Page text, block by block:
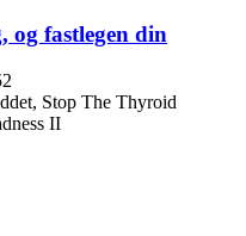
og fastlegen din